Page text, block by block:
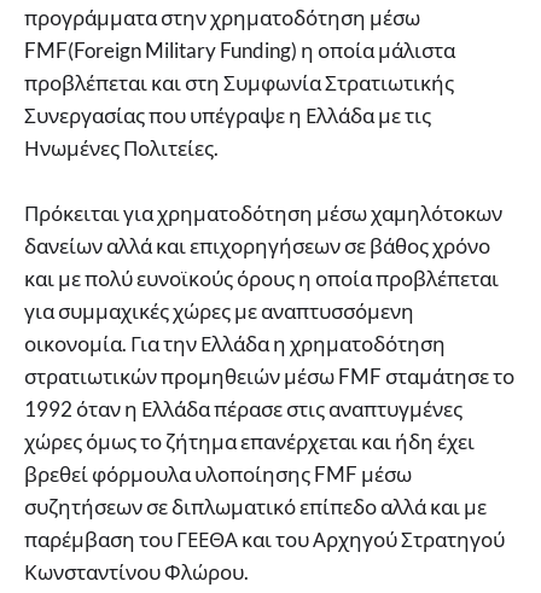
προγράμματα στην χρηματοδότηση μέσω
FMF(Foreign Military Funding) η οποία μάλιστα
προβλέπεται και στη Συμφωνία Στρατιωτικής
Συνεργασίας που υπέγραψε η Ελλάδα με τις
Ηνωμένες Πολιτείες.
Πρόκειται για χρηματοδότηση μέσω χαμηλότοκων
δανείων αλλά και επιχορηγήσεων σε βάθος χρόνο
και με πολύ ευνοϊκούς όρους η οποία προβλέπεται
για συμμαχικές χώρες με αναπτυσσόμενη
οικονομία. Για την Ελλάδα η χρηματοδότηση
στρατιωτικών προμηθειών μέσω FMF σταμάτησε το
1992 όταν η Ελλάδα πέρασε στις αναπτυγμένες
χώρες όμως το ζήτημα επανέρχεται και ήδη έχει
βρεθεί φόρμουλα υλοποίησης FMF μέσω
συζητήσεων σε διπλωματικό επίπεδο αλλά και με
παρέμβαση του ΓΕΕΘΑ και του Αρχηγού Στρατηγού
Κωνσταντίνου Φλώρου.